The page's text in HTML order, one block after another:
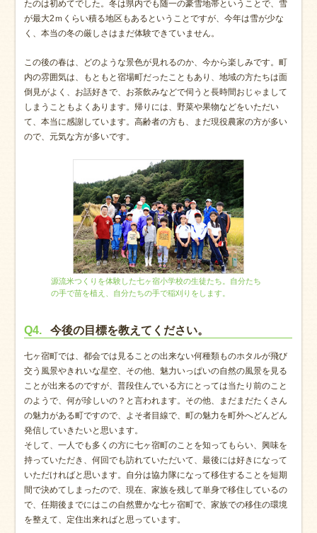
たのは初めてでした。冬は県内でも随一の豪雪地帯ということで、雪
が最大2ｍくらい積る地区もあるということですが、今年は雪が少な
く、本当の冬の厳しさはまだ体験できていません。
この後の春は、どのような景色が見れるのか、今から楽しみです。町
内の雰囲気は、もともと宿場町だったこともあり、地域の方たちは面
倒見がよく、お話好きで、お茶飲みなどで伺うと長時間おじゃまして
しまうこともよくあります。帰りには、野菜や果物などをいただい
て、本当に感謝しています。高齢者の方も、まだ現役農家の方が多い
ので、元気な方が多いです。
源流米つくりを体験した七ヶ宿小学校の生徒たち。自分たち
の手で苗を植え、自分たちの手で稲刈りをします。
Q4. 今後の目標を教えてください。
七ヶ宿町では、都会では見ることの出来ない何種類ものホタルが飛び
交う風景やきれいな星空、その他、魅力いっぱいの自然の風景を見る
ことが出来るのですが、普段住んでいる方にとっては当たり前のこと
のようで、何が珍しいの？と言われます。その他、まだまだたくさん
の魅力がある町ですので、よそ者目線で、町の魅力を町外へどんどん
発信していきたいと思います。
そして、一人でも多くの方に七ヶ宿町のことを知ってもらい、興味を
持っていただき、何回でも訪れていただいて、最後には好きになって
いただければと思います。自分は協力隊になって移住することを短期
間で決めてしまったので、現在、家族を残して単身で移住しているの
で、任期後までにはこの自然豊かな七ヶ宿町で、家族での移住の環境
を整えて、定住出来ればと思っています。